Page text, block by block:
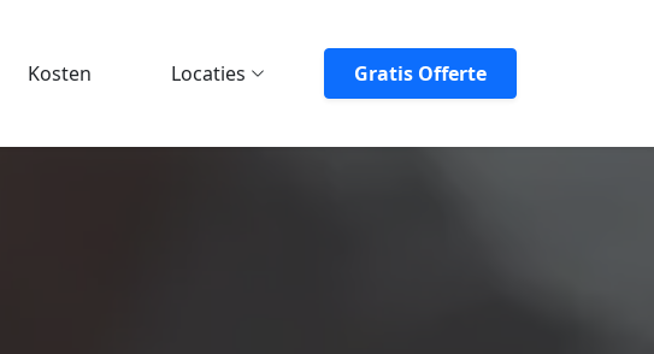
Kosten Locaties Gratis Offerte